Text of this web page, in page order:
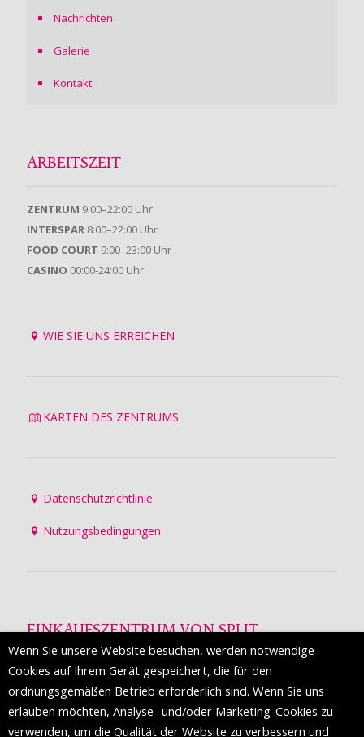
Nachrichten
Galerie
Kontakt
ARBEITSZEIT
ZENTRUM 9:00–22:00 Uhr
INTERSPAR 8:00–22:00 Uhr
FOOD COURT 9:00–23:00 Uhr
CASINO 00:00-24:00 Uhr
WIE SIE UNS ERREICHEN
KARTEN DES ZENTRUMS
Datenschutzrichtlinie
Nutzungsbedingungen
EINKAUFSZENTRUM VON SPLIT
Die Mall of Split
ist ein prestigeträchtiges Einkaufsziel mit
etwa 200 Einzelhandelsmarken und einer Reihe von
Weltmodemarken, die zum ersten Mal in Split erscheinen.
Wenn Sie unsere Website besuchen, werden notwendige
Cookies auf Ihrem Gerät gespeichert, die für den
ordnungsgemäßen Betrieb erforderlich sind. Wenn Sie uns
erlauben möchten, Analyse- und/oder Marketing-Cookies zu
verwenden, um die Qualität der Website zu verbessern und